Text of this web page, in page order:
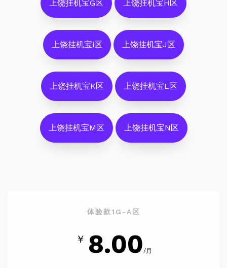
上饶挂机宝G区 上饶挂机宝H区
上饶挂机宝i区 上饶挂机宝J区
上饶挂机宝K区 上饶挂机宝L区
上饶挂机宝M区 上饶挂机宝N区
体验款1G-A区
￥ 8.00/月